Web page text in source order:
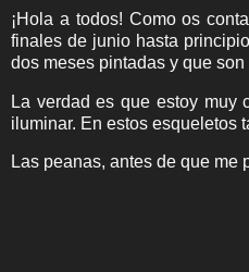
¡Hola a todos! Como os
finales de junio hasta
dos meses pintadas y que
La verdad es que estoy muy
iluminar. En estos esqueletos
Las peanas, antes de que me